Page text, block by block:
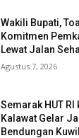
Wakili Bupati,
Komitmen
Lewat Jalan
Agustus 7, 2026
Semarak HUT
Kalawat Gelar
Bendungan